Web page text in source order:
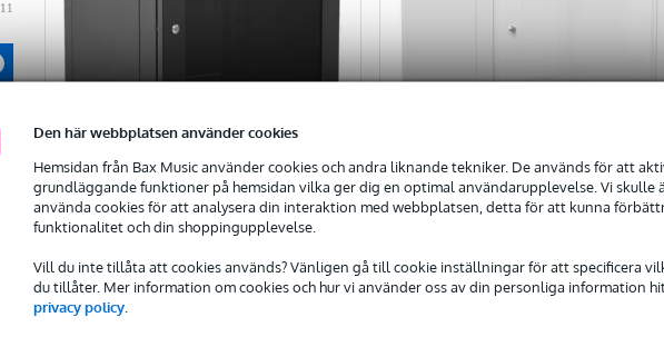
Den här webbplatsen använder cookies
Hemsidan från Bax Music använder cookies och andra liknande tekniker. De används för att
grundläggande funktioner på hemsidan vilka ger dig en optimal användarupplevelse. Vi skulle
använda cookies för att analysera din interaktion med webbplatsen, detta för att kunna
funktionalitet och din shoppingupplevelse.
Vill du inte tillåta att cookies används? Vänligen gå till cookie inställningar för att specificera
du tillåter. Mer information om cookies och hur vi använder oss av din personliga information
privacy policy.
11
Caymon WPR409R/B 19-inch 9U
Double-Door Installation Rack
(Black)
Caymon WPR409R/W 19-inch
Double-Door Installation Rack